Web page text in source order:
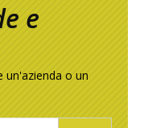
e
un'azienda o un